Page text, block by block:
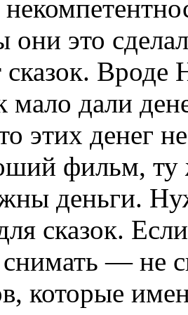
они это
сказок. Вроде
мало дали
этих денег
фильм, ту
деньги.
сказок.
— не
которые